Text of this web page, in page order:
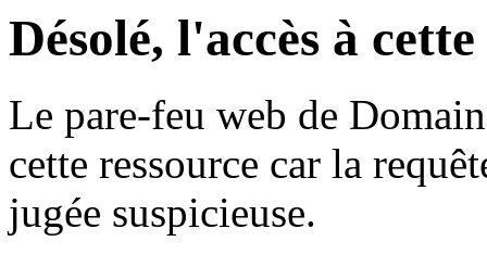
Désolé, l'accès à
Le pare-feu web de
cette ressource car la
jugée suspicieuse.